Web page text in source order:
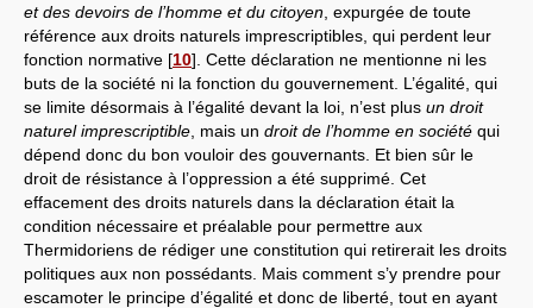
et des devoirs de l’homme et du citoyen , expurgée de toute
référence aux droits naturels imprescriptibles, qui perdent leur
fonction normative [10] . Cette déclaration ne mentionne ni les
buts de la société ni la fonction du gouvernement. L’égalité, qui
se limite désormais à l’égalité devant la loi, n’est plus un droit
naturel imprescriptible , mais un droit de l’homme en société qui
dépend donc du bon vouloir des gouvernants. Et bien sûr le
droit de résistance à l’oppression a été supprimé. Cet
effacement des droits naturels dans la déclaration était la
condition nécessaire et préalable pour permettre aux
Thermidoriens de rédiger une constitution qui retirerait les droits
politiques aux non possédants. Mais comment s’y prendre pour
escamoter le principe d’égalité et donc de liberté, tout en ayant